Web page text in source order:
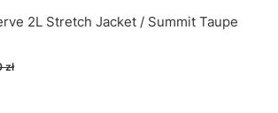
2L Stretch Jacket / Summit Taupe
zł